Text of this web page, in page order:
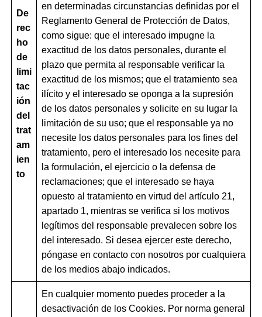
De
rec
ho
de
limi
tac
ión
del
trat
am
ien
to
en determinadas circunstancias definidas por el
Reglamento General de Protección de Datos,
como sigue: que el interesado impugne la
exactitud de los datos personales, durante el
plazo que permita al responsable verificar la
exactitud de los mismos; que el tratamiento sea
ilícito y el interesado se oponga a la supresión
de los datos personales y solicite en su lugar la
limitación de su uso; que el responsable ya no
necesite los datos personales para los fines del
tratamiento, pero el interesado los necesite para
la formulación, el ejercicio o la defensa de
reclamaciones; que el interesado se haya
opuesto al tratamiento en virtud del artículo 21,
apartado 1, mientras se verifica si los motivos
legítimos del responsable prevalecen sobre los
del interesado. Si desea ejercer este derecho,
póngase en contacto con nosotros por cualquiera
de los medios abajo indicados.
En cualquier momento puedes proceder a la
desactivación de los Cookies. Por norma general